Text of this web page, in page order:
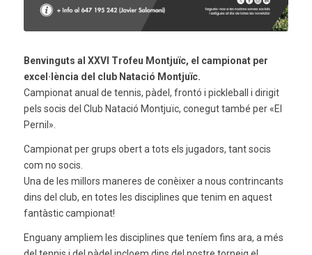
Benvinguts al XXVI Trofeu Montjuïc, el campionat per
excel·lència del club Natació Montjuïc.
Campionat anual de tennis, pàdel, frontó i pickleball i dirigit
pels socis del Club Natació Montjuïc, conegut també per «El
Pernil».
Campionat per grups obert a tots els jugadors, tant socis
com no socis.
Una de les millors maneres de conèixer a nous contrincants
dins del club, en totes les disciplines que tenim en aquest
fantàstic campionat!
Enguany ampliem les disciplines que teníem fins ara, a més